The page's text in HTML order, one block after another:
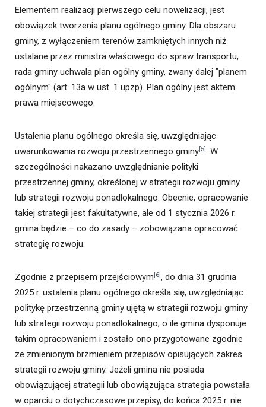
Elementem realizacji pierwszego celu nowelizacji, jest
obowiązek tworzenia planu ogólnego gminy. Dla obszaru
gminy, z wyłączeniem terenów zamkniętych innych niż
ustalane przez ministra właściwego do spraw transportu,
rada gminy uchwala plan ogólny gminy, zwany dalej "planem
ogólnym" (art. 13a w ust. 1 upzp). Plan ogólny jest aktem
prawa miejscowego.
Ustalenia planu ogólnego określa się, uwzględniając
uwarunkowania rozwoju przestrzennego gminy[5]. W
szczególności nakazano uwzględnianie polityki
przestrzennej gminy, określonej w strategii rozwoju gminy
lub strategii rozwoju ponadlokalnego. Obecnie, opracowanie
takiej strategii jest fakultatywne, ale od 1 stycznia 2026 r.
gmina będzie – co do zasady – zobowiązana opracować
strategię rozwoju.
Zgodnie z przepisem przejściowym [6], do dnia 31 grudnia
2025 r. ustalenia planu ogólnego określa się, uwzględniając
politykę przestrzenną gminy ujętą w strategii rozwoju gminy
lub strategii rozwoju ponadlokalnego, o ile gmina dysponuje
takim opracowaniem i zostało ono przygotowane zgodnie
ze zmienionym brzmieniem przepisów opisujących zakres
strategii rozwoju gminy. Jeżeli gmina nie posiada
obowiązującej strategii lub obowiązująca strategia powstała
w oparciu o dotychczasowe przepisy, do końca 2025 r. nie